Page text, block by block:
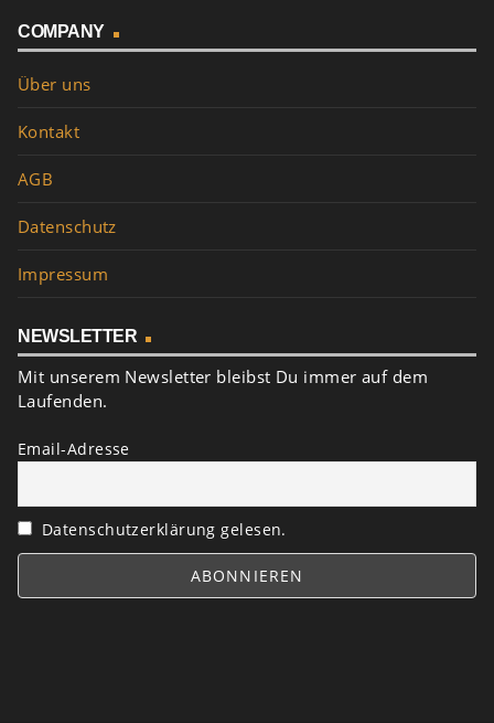
COMPANY
Über uns
Kontakt
AGB
Datenschutz
Impressum
NEWSLETTER
Mit unserem Newsletter bleibst Du immer auf dem
Laufenden.
Email-Adresse
Datenschutzerklärung gelesen.